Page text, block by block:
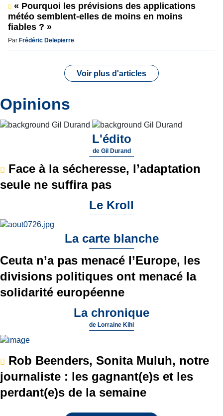
« Pourquoi les prévisions des applications
météo semblent-elles de moins en moins
fiables ? »
Par Frédéric Delepierre
Voir plus d'articles
Opinions
L'édito
de Gil Durand
Face à la sécheresse, l’adaptation
seule ne suffira pas
Le Kroll
La carte blanche
Ceuta n’a pas menacé l’Europe, les
divisions politiques ont menacé la
solidarité européenne
La chronique
de Lorraine Kihl
Rob Beenders, Sonita Muluh, notre
journaliste : les gagnant(e)s et les
perdant(e)s de la semaine